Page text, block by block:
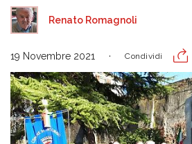
Renato Romagnoli
19 Novembre 2021 Condividi